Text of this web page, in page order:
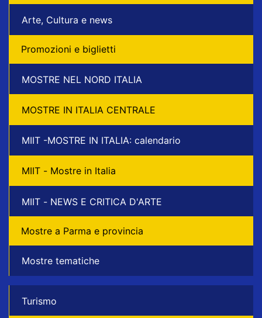
Arte, Cultura e news
Promozioni e biglietti
MOSTRE NEL NORD ITALIA
MOSTRE IN ITALIA CENTRALE
MIIT -MOSTRE IN ITALIA: calendario
MIIT - Mostre in Italia
MIIT - NEWS E CRITICA D'ARTE
Mostre a Parma e provincia
Mostre tematiche
Turismo